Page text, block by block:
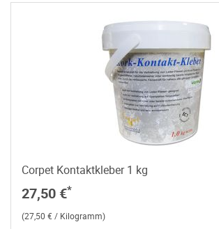
Corpet Kontaktkleber 1 kg
27,50 €*
(27,50 € / Kilogramm)